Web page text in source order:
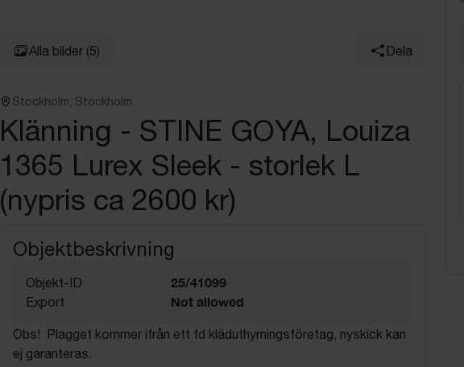
Alla bilder (5) Dela
Stockholm, Stockholm
Klänning - STINE GOYA, Louiza
1365 Lurex Sleek - storlek L
(nypris ca 2600 kr)
Objektbeskrivning
Objekt-ID 25/41099
Export Not allowed
Obs! Plagget kommer ifrån ett fd kläduthyrningsföretag, nyskick kan
ej garanteras.